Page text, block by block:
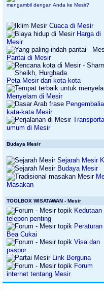
mengambil dengan Anda ke Mesir?
Cuaca di Mesir
Harga di
Mesir
Pantai di Mesir
Peta Mesir dan kota-kota
Menyelam di Mesir
kata-kata Mesir
umum di Mesir
Budaya Mesir
Sejarah Mesir
Budaya Mesir
Masakan
TOOLBOX WISATAWAN - Mesir
Kedutaan
telepon penting
Peraturan
Bea Cukai
Visa dan
paspor
Link Berguna
Forum
internet tentang Mesir